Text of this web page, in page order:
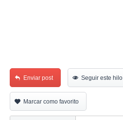
Enviar post Seguir este hilo
Marcar como favorito